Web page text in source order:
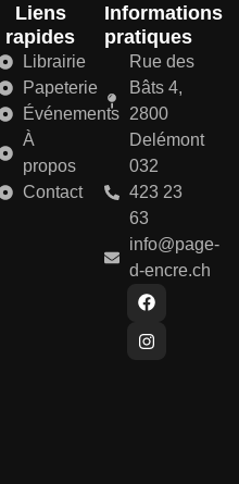
Liens
rapides
Librairie
Papeterie
Événements
À
propos
Contact
Informations
pratiques
Rue des
Bâts 4,
2800
Delémont
032
423 23
63
info@page-
d-encre.ch